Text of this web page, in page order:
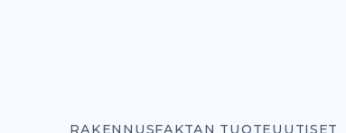
RAKENNUSFAKTAN TUOTEUUTISET